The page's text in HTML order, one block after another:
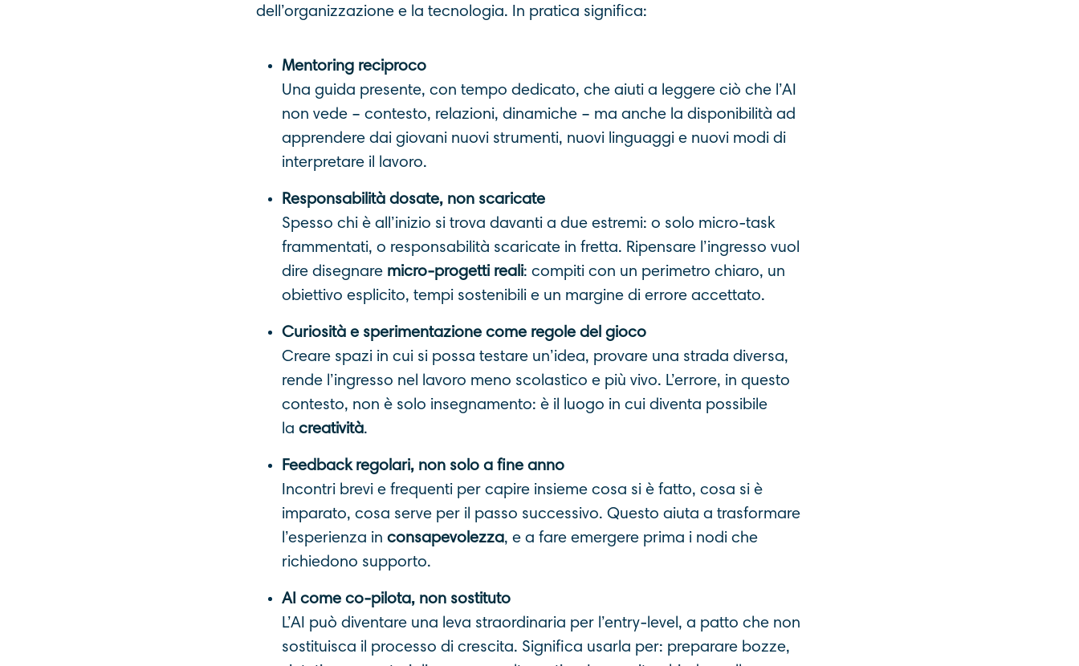
dell’organizzazione e la tecnologia. In pratica significa:
Mentoring reciproco
Una guida presente, con tempo dedicato, che aiuti a leggere ciò che l’AI
non vede – contesto, relazioni, dinamiche – ma anche la disponibilità ad
apprendere dai giovani nuovi strumenti, nuovi linguaggi e nuovi modi di
interpretare il lavoro.
Responsabilità dosate, non scaricate
Spesso chi è all’inizio si trova davanti a due estremi: o solo micro-task
frammentati, o responsabilità scaricate in fretta. Ripensare l’ingresso vuol
dire disegnare micro-progetti reali: compiti con un perimetro chiaro, un
obiettivo esplicito, tempi sostenibili e un margine di errore accettato.
Curiosità e sperimentazione come regole del gioco
Creare spazi in cui si possa testare un’idea, provare una strada diversa,
rende l’ingresso nel lavoro meno scolastico e più vivo. L’errore, in questo
contesto, non è solo insegnamento: è il luogo in cui diventa possibile
la creatività.
Feedback regolari, non solo a fine anno
Incontri brevi e frequenti per capire insieme cosa si è fatto, cosa si è
imparato, cosa serve per il passo successivo. Questo aiuta a trasformare
l’esperienza in consapevolezza, e a fare emergere prima i nodi che
richiedono supporto.
AI come co-pilota, non sostituto
L’AI può diventare una leva straordinaria per l’entry-level, a patto che non
sostituisca il processo di crescita. Significa usarla per: preparare bozze,